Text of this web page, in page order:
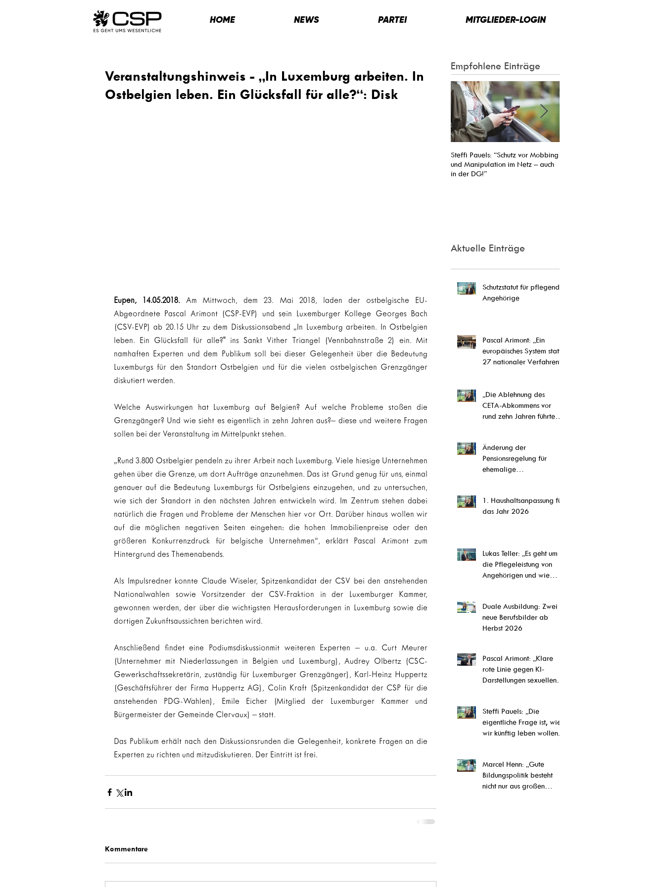
HOME NEWS PARTEI MITGLIEDER-LOGIN
Veranstaltungshinweis - „In Luxemburg arbeiten. In
Ostbelgien leben. Ein Glücksfall für alle?“: Disk
Eupen, 14.05.2018. Am Mittwoch, dem 23. Mai 2018, laden der ostbelgische EU-
Abgeordnete Pascal Arimont (CSP-EVP) und sein Luxemburger Kollege Georges Bach
(CSV-EVP) ab 20.15 Uhr zu dem Diskussionsabend „In Luxemburg arbeiten. In Ostbelgien
leben. Ein Glücksfall für alle?" ins Sankt Vither Triangel (Vennbahnstraße 2) ein. Mit
namhaften Experten und dem Publikum soll bei dieser Gelegenheit über die Bedeutung
Luxemburgs für den Standort Ostbelgien und für die vielen ostbelgischen Grenzgänger
diskutiert werden.
Welche Auswirkungen hat Luxemburg auf Belgien? Auf welche Probleme stoßen die
Grenzgänger? Und wie sieht es eigentlich in zehn Jahren aus?– diese und weitere Fragen
sollen bei der Veranstaltung im Mittelpunkt stehen.
„Rund 3.800 Ostbelgier pendeln zu ihrer Arbeit nach Luxemburg. Viele hiesige Unternehmen
gehen über die Grenze, um dort Aufträge anzunehmen. Das ist Grund genug für uns, einmal
genauer auf die Bedeutung Luxemburgs für Ostbelgiens einzugehen, und zu untersuchen,
wie sich der Standort in den nächsten Jahren entwickeln wird. Im Zentrum stehen dabei
natürlich die Fragen und Probleme der Menschen hier vor Ort. Darüber hinaus wollen wir
auf die möglichen negativen Seiten eingehen: die hohen Immobilienpreise oder den
größeren Konkurrenzdruck für belgische Unternehmen“, erklärt Pascal Arimont zum
Hintergrund des Themenabends.
Als Impulsredner konnte Claude Wiseler, Spitzenkandidat der CSV bei den anstehenden
Nationalwahlen sowie Vorsitzender der CSV-Fraktion in der Luxemburger Kammer,
gewonnen werden, der über die wichtigsten Herausforderungen in Luxemburg sowie die
dortigen Zukunftsaussichten berichten wird.
Anschließend findet eine Podiumsdiskussionmit weiteren Experten – u.a. Curt Meurer
(Unternehmer mit Niederlassungen in Belgien und Luxemburg), Audrey Olbertz (CSC-
Gewerkschaftssekretärin, zuständig für Luxemburger Grenzgänger), Karl-Heinz Huppertz
(Geschäftsführer der Firma Huppertz AG), Colin Kraft (Spitzenkandidat der CSP für die
anstehenden PDG-Wahlen), Emile Eicher (Mitglied der Luxemburger Kammer und
Bürgermeister der Gemeinde Clervaux) – statt.
Das Publikum erhält nach den Diskussionsrunden die Gelegenheit, konkrete Fragen an die
Experten zu richten und mitzudiskutieren. Der Eintritt ist frei.
Kommentare
Empfohlene Einträge
Steffi Pauels: “Schutz vor Mobbing
und Manipulation im Netz – auch
in der DG!”
Aktuelle Einträge
Schutzstatut für pflegende
Angehörige
Pascal Arimont: „Ein
europäisches System statt
27 nationaler Verfahren“
„Die Ablehnung des
CETA-Abkommens vor
rund zehn Jahren führte
CETA,“ so Steffi Pauels
Änderung der
Pensionsregelung für
ehemalige
1. Haushaltsanpassung für
das Jahr 2026
Lukas Teller: „Es geht um
die Pflegeleistung von
Angehörigen und wie
Duale Ausbildung: Zwei
neue Berufsbilder ab
Herbst 2026
Pascal Arimont: „Klare
rote Linie gegen KI-
Darstellungen sexuellen
Steffi Pauels: „Die
eigentliche Frage ist, wie
wir künftig leben wollen.“
Marcel Henn: „Gute
Bildungspolitik besteht
nicht nur aus großen